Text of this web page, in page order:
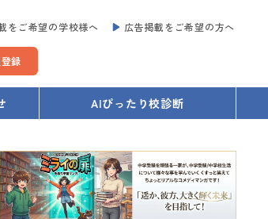
をご希望の学校様へ 広告掲載をご希望の方へ
録
AIぴったり校診断